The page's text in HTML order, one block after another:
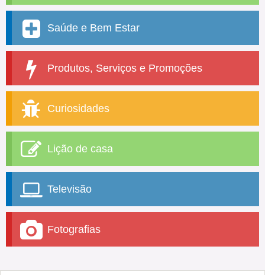
Saúde e Bem Estar
Produtos, Serviços e Promoções
Curiosidades
Lição de casa
Televisão
Fotografias